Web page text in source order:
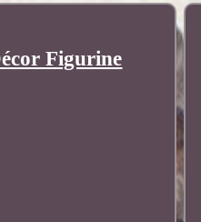
Figurine